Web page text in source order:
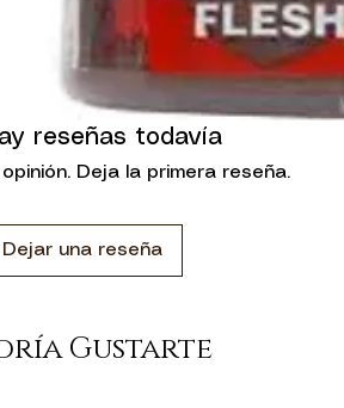
reseñas todavía
Deja la primera reseña.
Dejar una reseña
Gustarte